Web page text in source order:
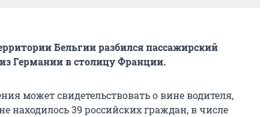
Бельгии разбился пассажирский
Германии в столицу Франции.
может свидетельствовать о вине водителя,
находилось 39 российских граждан, в числе